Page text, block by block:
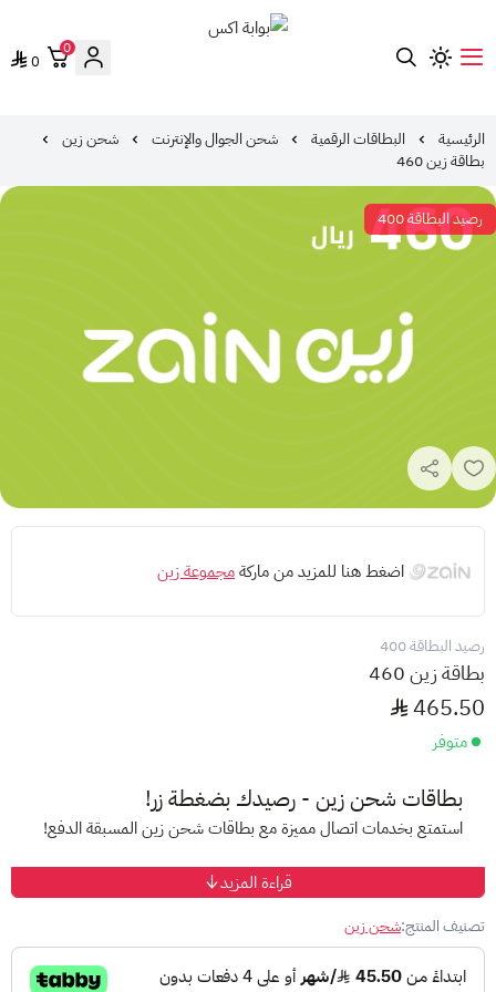
0
0
الرئيسية البطاقات الرقمية شحن الجوال والإنترنت
شحن زين
بطاقة زين 460
رصيد البطاقة 400
اضغط هنا للمزيد من ماركةمجموعة زين
رصيد البطاقة 400
بطاقة زين 460
465.50
متوفر
بطاقات شحن زين - رصيدك بضغطة زر!
استمتع بخدمات اتصال مميزة مع بطاقات شحن زين المسبقة الدفع!
باقات متنوعة:
وأسعار تنافسية.
سهولة الشحن:اشحن رصيدك بضغطة زر من خلال الهاتف أو موقع
قراءة المزيد
تصنيف المنتج:شحن زين